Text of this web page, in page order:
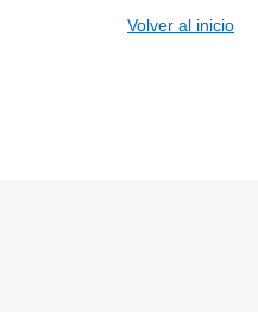
Volver al inicio